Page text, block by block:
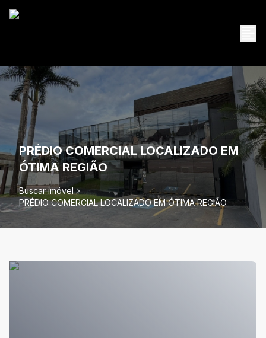
PRÉDIO COMERCIAL LOCALIZADO EM
ÓTIMA REGIÃO
Buscar imóvel
PRÉDIO COMERCIAL LOCALIZADO EM ÓTIMA REGIÃO